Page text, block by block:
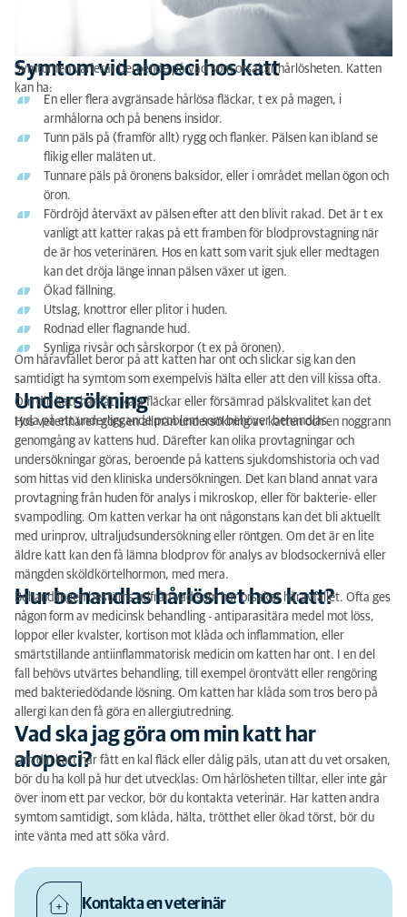
Symtom vid alopeci hos katt
Symtomen varierar beroende på vad som orsakar hårlösheten. Katten
kan ha:
En eller flera avgränsade hårlösa fläckar, t ex på magen, i
armhålorna och på benens insidor.
Tunn päls på (framför allt) rygg och flanker. Pälsen kan ibland se
flikig eller maläten ut.
Tunnare päls på öronens baksidor, eller i området mellan ögon och
öron.
Fördröjd återväxt av pälsen efter att den blivit rakad. Det är t ex
vanligt att katter rakas på ett framben för blodprovstagning när
de är hos veterinären. Hos en katt som varit sjuk eller medtagen
kan det dröja länge innan pälsen växer ut igen.
Ökad fällning.
Utslag, knottror eller plitor i huden.
Rodnad eller flagnande hud.
Synliga rivsår och sårskorpor (t ex på öronen).
Om håravfallet beror på att katten har ont och slickar sig kan den
samtidigt ha symtom som exempelvis hälta eller att den vill kissa ofta.
Undersökning
Om din katt har fått kala fläckar eller försämrad pälskvalitet kan det
tyda på ett underliggande problem som behöver behandlas.
Hos veterinären görs en allmän undersökning av katten och en noggrann
genomgång av kattens hud. Därefter kan olika provtagningar och
undersökningar göras, beroende på kattens sjukdomshistoria och vad
som hittas vid den kliniska undersökningen. Det kan bland annat vara
provtagning från huden för analys i mikroskop, eller för bakterie- eller
svampodling. Om katten verkar ha ont någonstans kan det bli aktuellt
med urinprov, ultraljudsundersökning eller röntgen. Om det är en lite
äldre katt kan den få lämna blodprov för analys av blodsockernivå eller
mängden sköldkörtelhormon, med mera.
Hur behandlas hårlöshet hos katt?
Behandlingen bestäms utifrån vad som har orsakat håravfallet. Ofta ges
någon form av medicinsk behandling - antiparasitära medel mot löss,
loppor eller kvalster, kortison mot klåda och inflammation, eller
smärtstillande antiinflammatorisk medicin om katten har ont. I en del
fall behövs utvärtes behandling, till exempel örontvätt eller rengöring
med bakteriedödande lösning. Om katten har klåda som tros bero på
allergi kan den få göra en allergiutredning.
Vad ska jag göra om min katt har
alopeci?
Om din katt har fått en kal fläck eller dålig päls, utan att du vet orsaken,
bör du ha koll på hur det utvecklas: Om hårlösheten tilltar, eller inte går
över inom ett par veckor, bör du kontakta veterinär. Har katten andra
symtom samtidigt, som klåda, hälta, trötthet eller ökad törst, bör du
inte vänta med att söka vård.
Kontakta en veterinär